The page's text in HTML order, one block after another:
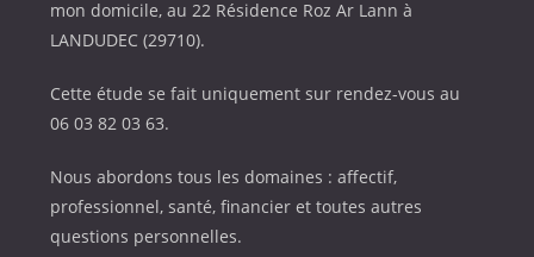
mon domicile, au 22 Résidence Roz Ar Lann à
LANDUDEC (29710).
Cette étude se fait uniquement sur rendez-vous au
06 03 82 03 63.
Nous abordons tous les domaines : affectif,
professionnel, santé, financier et toutes autres
questions personnelles.